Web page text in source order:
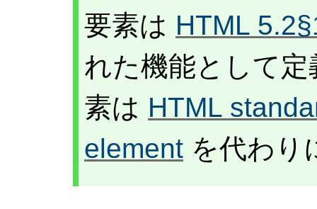
要素は HTML
れた機能として
素は HTML
element を代わり